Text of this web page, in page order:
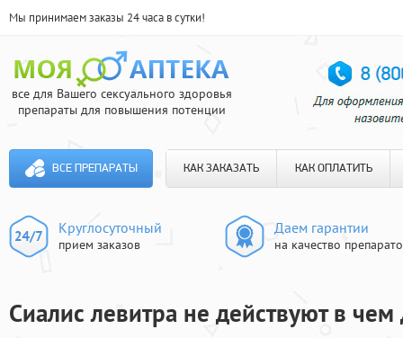
Мы принимаем заказы 24 часа в сутки!
все для Вашего сексуального здоровья
препараты для повышения потенции
ВСЕ ПРЕПАРАТЫ КАК ЗАКАЗАТЬ КАК ОПЛАТИТЬ
Круглосуточный
прием заказов
Даем гарантии
на качество
Сиалис левитра не действуют в